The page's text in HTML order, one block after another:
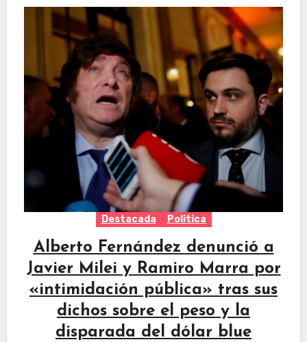
Destacada Politica
Alberto Fernández denunció a
Javier Milei y Ramiro Marra por
«intimidación pública» tras sus
dichos sobre el peso y la
disparada del dólar blue